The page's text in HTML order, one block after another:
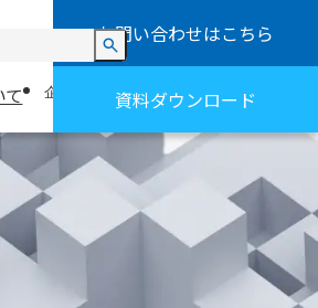
お知らせ 採用情報
企業情報 お役立ち情報・事例
お問い合わせはこちら
資料ダウンロード